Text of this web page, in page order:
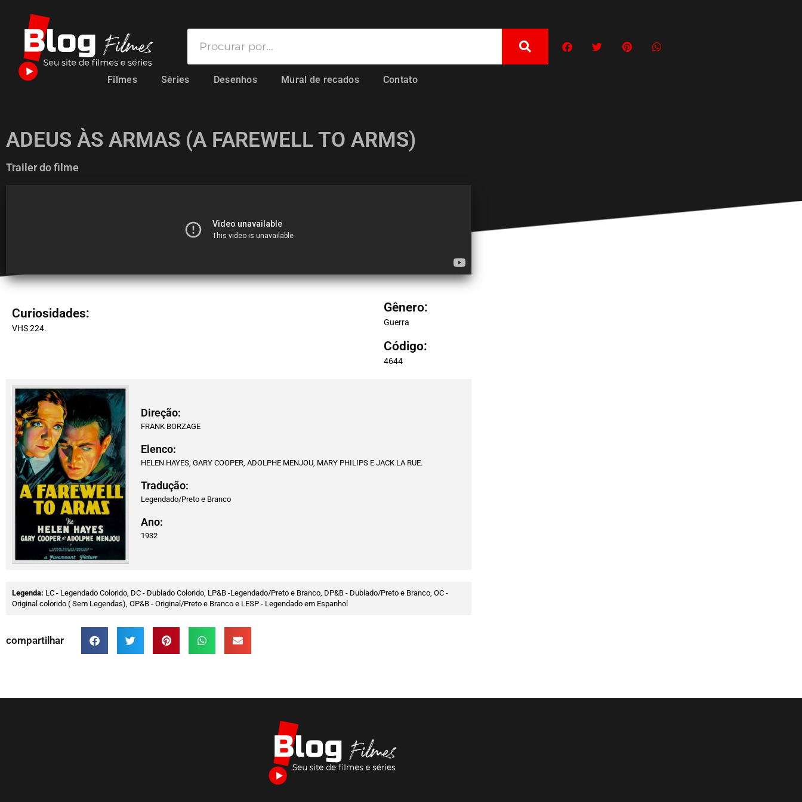
Filmes Séries Desenhos Mural de recados Contato
ADEUS ÀS ARMAS (A FAREWELL TO ARMS)
Trailer do filme
Curiosidades:
VHS 224.
Gênero:
Guerra
Código:
4644
Direção:
FRANK BORZAGE
Elenco:
HELEN HAYES, GARY COOPER, ADOLPHE MENJOU, MARY PHILIPS E JACK LA RUE.
Tradução:
Legendado/Preto e Branco
Ano:
1932
Legenda: LC - Legendado Colorido, DC - Dublado Colorido, LP&B -Legendado/Preto e Branco, DP&B - Dublado/Preto e Branco, OC -
Original colorido ( Sem Legendas), OP&B - Original/Preto e Branco e LESP - Legendado em Espanhol
compartilhar